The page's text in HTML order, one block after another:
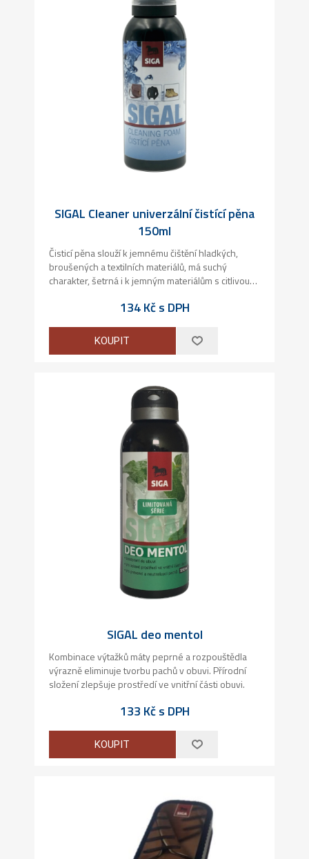
SIGAL Cleaner univerzální čistící pěna
150ml
Čisticí pěna slouží k jemnému čištění hladkých,
broušených a textilních materiálů, má suchý
charakter, šetrná i k jemným materiálům s citlivou
koženou galanterii, oděvy a nábytek. Čistí dobře
134 Kč s DPH
KOUPIT
SIGAL deo mentol
Kombinace výtažků máty peprné a rozpouštědla
výrazně eliminuje tvorbu pachů v obuvi. Přírodní
složení zlepšuje prostředí ve vnitřní části obuvi.
133 Kč s DPH
KOUPIT